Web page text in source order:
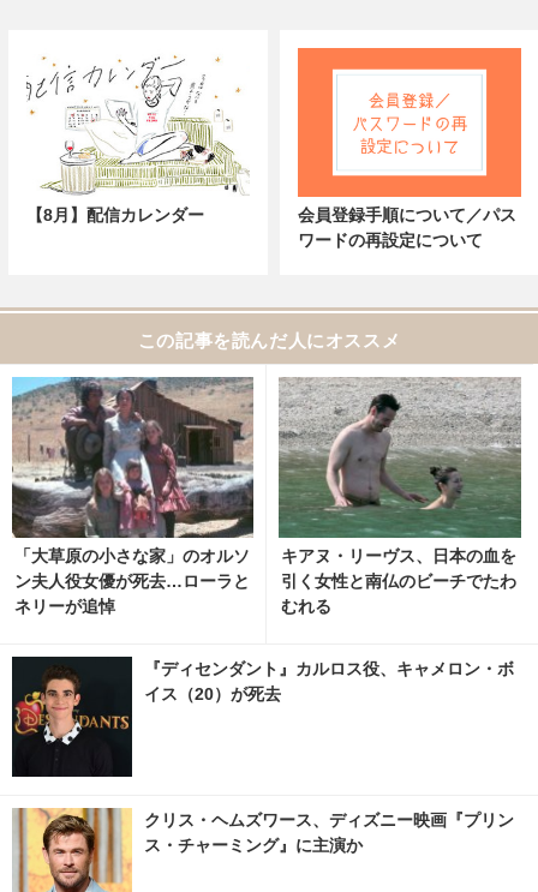
【8月】配信カレンダー
会員登録手順について／パス
ワードの再設定について
この記事を読んだ人にオススメ
「大草原の小さな家」のオルソ
ン夫人役女優が死去…ローラと
ネリーが追悼
キアヌ・リーヴス、日本の血を
引く女性と南仏のビーチでたわ
むれる
『ディセンダント』カルロス役、キャメロン・ボ
イス（20）が死去
クリス・ヘムズワース、ディズニー映画『プリン
ス・チャーミング』に主演か